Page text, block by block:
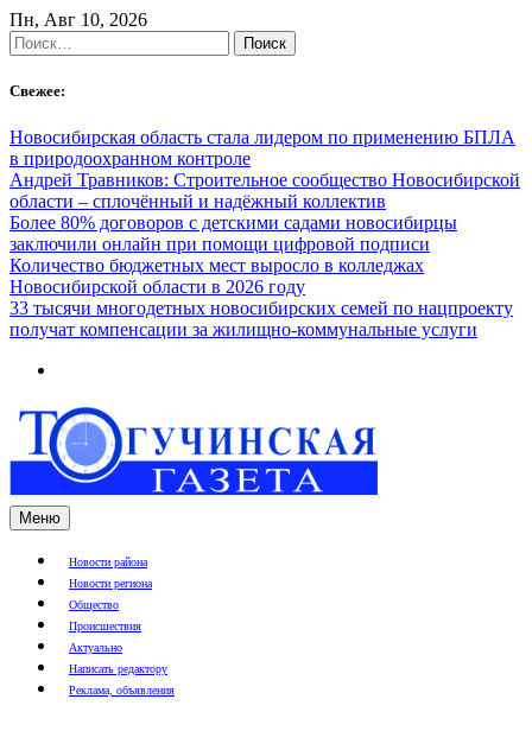
Skip
to
content
Пн, Авг 10, 2026
Найти:
Свежее:
Новосибирская область стала лидером по применению БПЛА
в природоохранном контроле
Андрей Травников: Строительное сообщество Новосибирской
области – сплочённый и надёжный коллектив
Более 80% договоров с детскими садами новосибирцы
заключили онлайн при помощи цифровой подписи
Количество бюджетных мест выросло в колледжах
Новосибирской области в 2026 году
33 тысячи многодетных новосибирских семей по нацпроекту
получат компенсации за жилищно-коммунальные услуги
Меню
Новости района
Новости региона
Общество
Происшествия
Актуально
Написать редактору
Реклама, объявления